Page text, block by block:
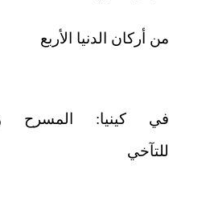
من أركان
في كينيا: المسرح